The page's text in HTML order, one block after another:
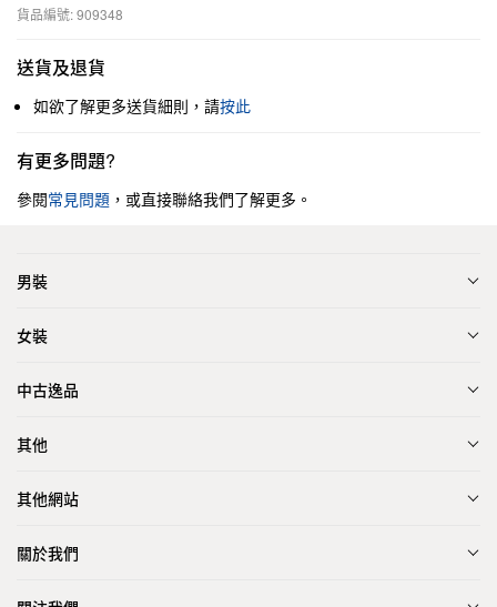
貨品編號: 909348
送貨及退貨
如欲了解更多送貨細則，請按此
有更多問題?
參閱常見問題 ，或直接聯絡我們了解更多。
男裝
女裝
中古逸品
其他
其他網站
關於我們